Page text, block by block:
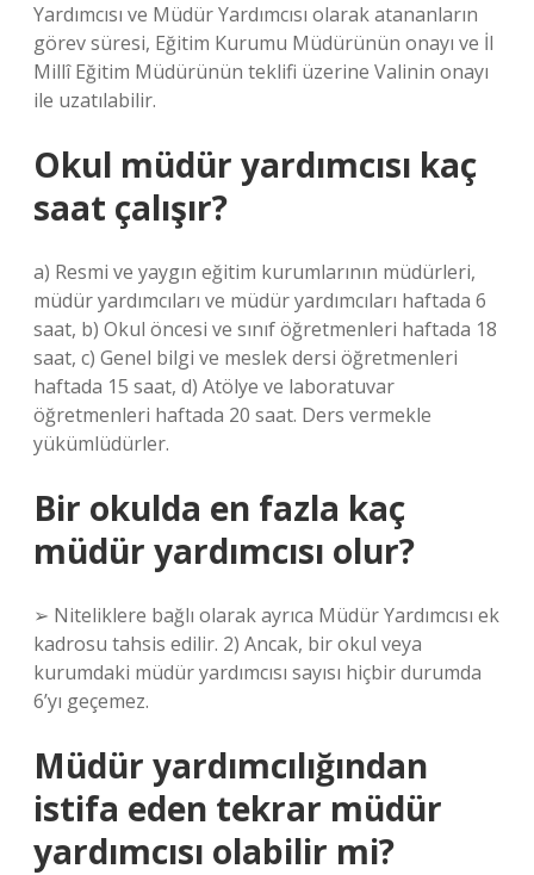
Yardımcısı ve Müdür Yardımcısı olarak atananların
görev süresi, Eğitim Kurumu Müdürünün onayı ve İl
Millî Eğitim Müdürünün teklifi üzerine Valinin onayı
ile uzatılabilir.
Okul müdür yardımcısı kaç
saat çalışır?
a) Resmi ve yaygın eğitim kurumlarının müdürleri,
müdür yardımcıları ve müdür yardımcıları haftada 6
saat, b) Okul öncesi ve sınıf öğretmenleri haftada 18
saat, c) Genel bilgi ve meslek dersi öğretmenleri
haftada 15 saat, d) Atölye ve laboratuvar
öğretmenleri haftada 20 saat. Ders vermekle
yükümlüdürler.
Bir okulda en fazla kaç
müdür yardımcısı olur?
➢ Niteliklere bağlı olarak ayrıca Müdür Yardımcısı ek
kadrosu tahsis edilir. 2) Ancak, bir okul veya
kurumdaki müdür yardımcısı sayısı hiçbir durumda
6’yı geçemez.
Müdür yardımcılığından
istifa eden tekrar müdür
yardımcısı olabilir mi?